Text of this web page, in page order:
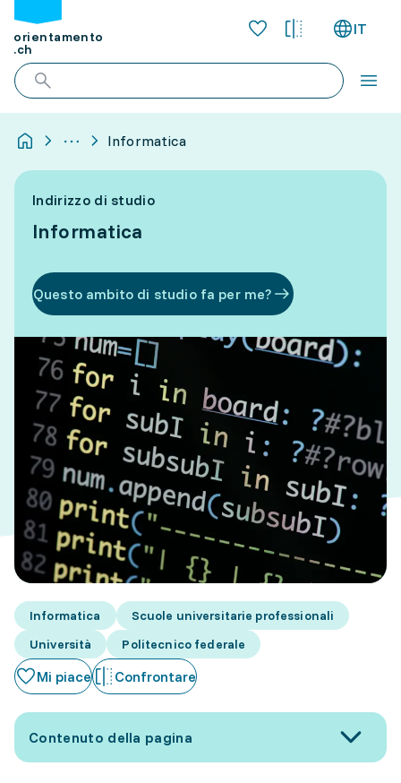
orientamento
.ch
IT
Informatica
Indirizzo di studio
Informatica
Questo ambito di studio fa per me?
Informatica
Scuole universitarie professionali
Università
Politecnico federale
Mi piace Confrontare
Contenuto della pagina